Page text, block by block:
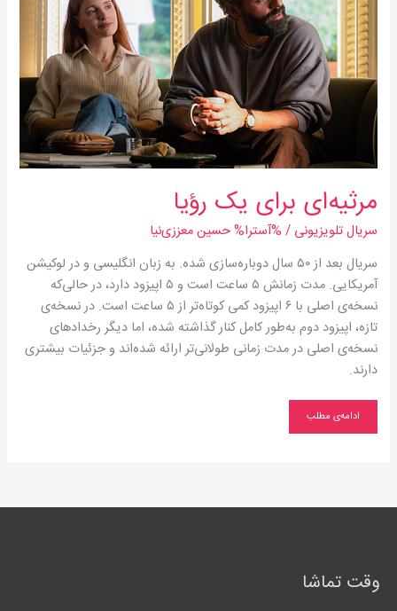
مرثیه‌ای برای یک رؤيا
سریال‌ تلویزیونی / %آسترا%حسین معززی‌نیا
سریال بعد از ۵۰ سال دوباره‌سازی شده. به زبان انگلیسی و در لوکیشن
آمریکایی. مدت زمانش ۵ ساعت است و ۵ اپیزود دارد، در حالی‌که
نسخه‌ی اصلی با ۶ اپیزود کمی کوتاه‌تر از ۵ ساعت است. در نسخه‌ی
تازه، اپیزود دوم به‌طور کامل کنار گذاشته شده، اما دیگر رخدادهای
نسخه‌ی اصلی در مدت زمانی طولانی‌تر ارائه شده‌اند و جزئیات بیشتری
دارند.
ادامه‌ی مطلب
وقت تماشا